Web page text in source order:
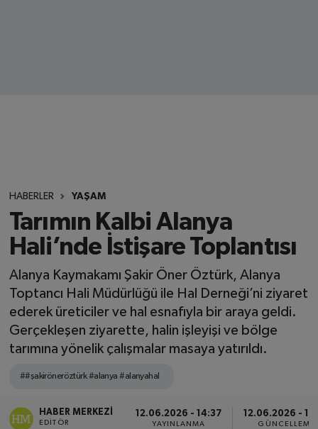
HABERLER YAŞAM
Tarımın Kalbi Alanya
Hali’nde İstişare Toplantısı
Alanya Kaymakamı Şakir Öner Öztürk, Alanya
Toptancı Hali Müdürlüğü ile Hal Derneği’ni ziyaret
ederek üreticiler ve hal esnafıyla bir araya geldi.
Gerçekleşen ziyarette, halin işleyişi ve bölge
tarımına yönelik çalışmalar masaya yatırıldı.
##şakiröneröztürk #alanya #alanyahal
HABER MERKEZI
EDITÖR
12.06.2026 - 14:37
YAYINLANMA
12.06.2026 -
GÜNCELLEME